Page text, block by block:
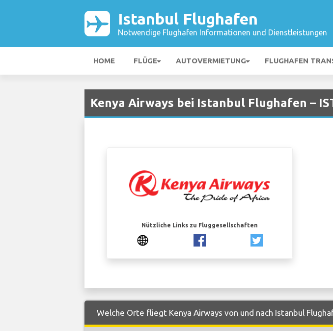
Istanbul Flughafen
Notwendige Flughafen Informationen und Dienstleistungen
HOME FLÜGE AUTOVERMIETUNG FLUGHAFEN
Kenya Airways bei Istanbul Flughafen –
Nützliche Links zu Fluggesellschaften
Welche Orte fliegt Kenya Airways von und nach Istanbul